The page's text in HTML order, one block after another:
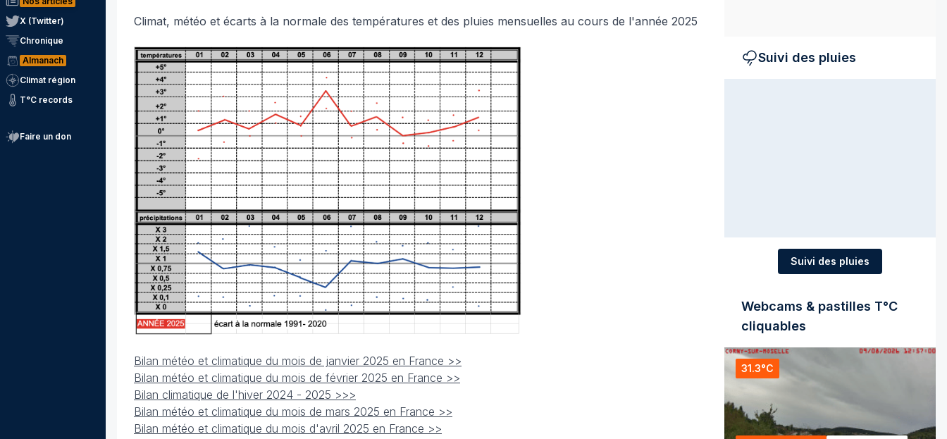
X (Twitter)
Chronique
Almanach
Climat région
T°C records
Faire un don
Climat, météo et écarts à la normale des températures et des pluies mensuelles au cours de l'année 2025
Bilan météo et climatique du mois de janvier 2025 en France >>
Bilan météo et climatique du mois de février 2025 en France >>
Bilan climatique de l'hiver 2024 - 2025 >>>
Bilan météo et climatique du mois de mars 2025 en France >>
Bilan météo et climatique du mois d'avril 2025 en France >>
Suivi des pluies
Suivi des pluies
Webcams & pastilles T°C
cliquables
31.3°C